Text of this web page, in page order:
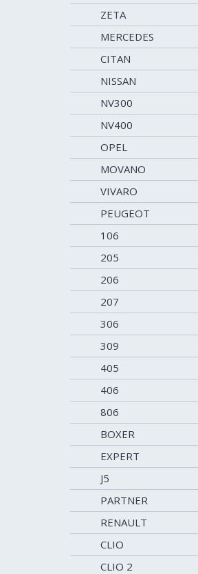
ZETA
MERCEDES
CITAN
NISSAN
NV300
NV400
OPEL
MOVANO
VIVARO
PEUGEOT
106
205
206
207
306
309
405
406
806
BOXER
EXPERT
J5
PARTNER
RENAULT
CLIO
CLIO 2